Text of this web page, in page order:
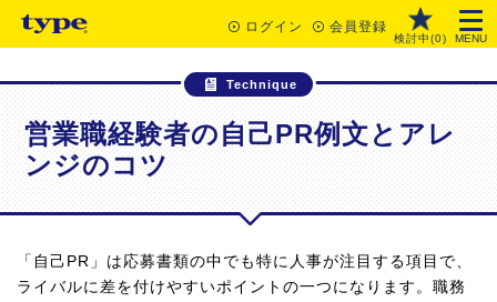
ログイン 会員登録
検討中(0) MENU
Technique
営業職経験者の自己PR例文とアレ
ンジのコツ
「自己PR」は応募書類の中でも特に人事が注目する項目で、
ライバルに差を付けやすいポイントの一つになります。職務